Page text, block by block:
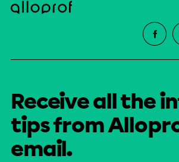
Receive all the
tips from
email.